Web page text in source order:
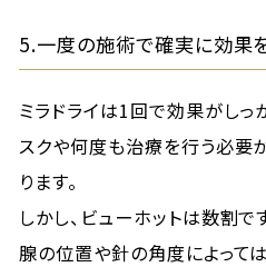
5.一度の施術で確実に効果
ミラドライは1回で効果がしっ
スクや何度も治療を行う必要
ります。
しかし、ビューホットは数割
腺の位置や針の角度によって